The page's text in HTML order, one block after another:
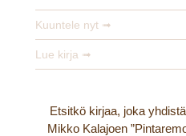
Kuuntele nyt ➟
Lue kirja ➟
Etsitkö kirjaa, joka
Mikko Kalajoen